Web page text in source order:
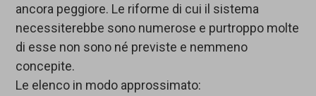
ancora peggiore. Le riforme di cui il sistema
necessiterebbe sono numerose e purtroppo molte
di esse non sono né previste e nemmeno
concepite.
Le elenco in modo approssimato: